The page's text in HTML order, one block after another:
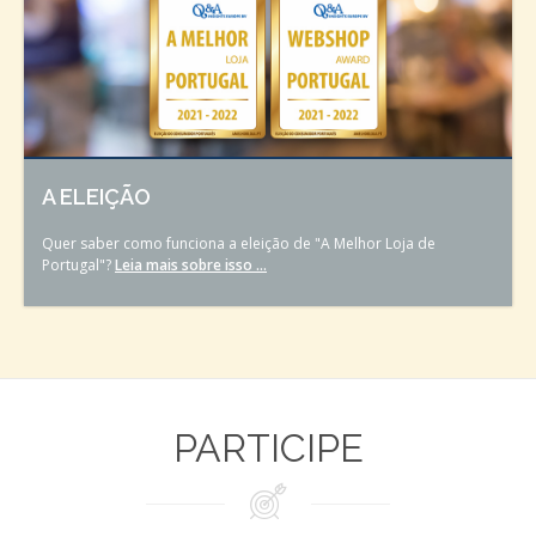
A ELEIÇÃO
Quer saber como funciona a eleição de "A Melhor Loja de
Portugal"?Leia mais sobre isso ...
PARTICIPE